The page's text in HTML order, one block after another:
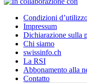
Condizioni
Impressum
Dichiarazione sulla
Chi siamo
swissinfo.ch
La RSI
Abbonamento alla
Contatto